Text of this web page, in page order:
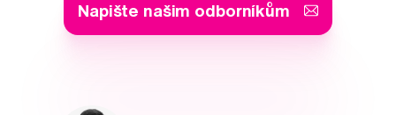
Napište našim odborníkům